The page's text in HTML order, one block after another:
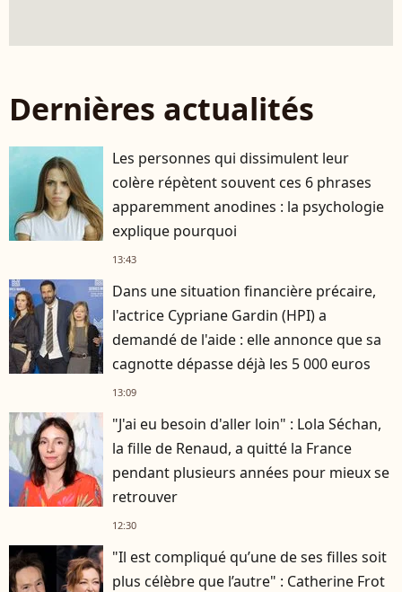
Dernières actualités
Les personnes qui dissimulent leur
colère répètent souvent ces 6 phrases
apparemment anodines : la psychologie
explique pourquoi
13:43
Dans une situation financière précaire,
l'actrice Cypriane Gardin (HPI) a
demandé de l'aide : elle annonce que sa
cagnotte dépasse déjà les 5 000 euros
13:09
"J'ai eu besoin d'aller loin" : Lola Séchan,
la fille de Renaud, a quitté la France
pendant plusieurs années pour mieux se
retrouver
12:30
"Il est compliqué qu’une de ses filles soit
plus célèbre que l’autre" : Catherine Frot